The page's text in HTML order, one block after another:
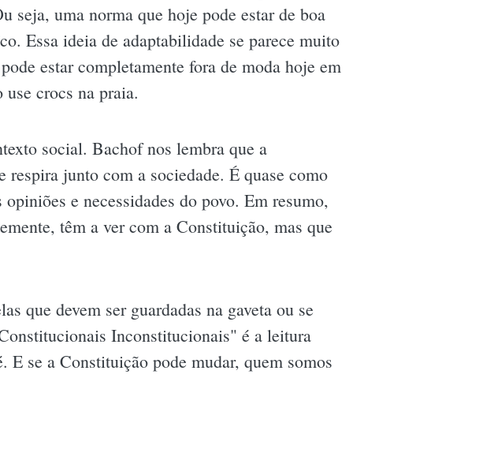
seja, uma norma que hoje pode estar de boa
Essa ideia de adaptabilidade se parece muito
estar completamente fora de moda hoje em
crocs na praia.
social. Bachof nos lembra que a
junto com a sociedade. É quase como
e necessidades do povo. Em resumo,
têm a ver com a Constituição, mas que
que devem ser guardadas na gaveta ou se
Inconstitucionais" é a leitura
E se a Constituição pode mudar, quem somos